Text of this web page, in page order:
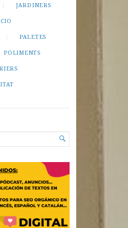
JARDINERS
PALETES
POLIMENTS
